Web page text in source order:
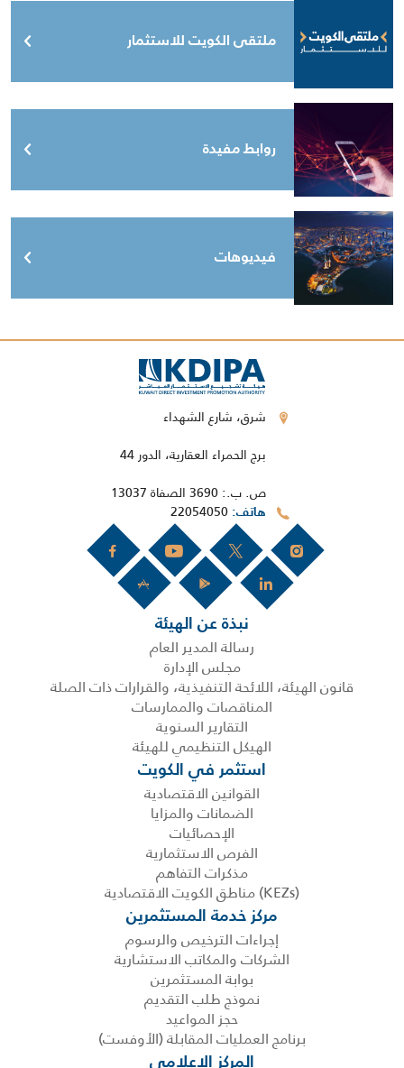
ملتقى الكويت للاستثمار
روابط مفيدة
فيديوهات
شرق، شارع الشهداء
برج الحمراء العقارية، الدور 44
ص. ب.: 3690 الصفاة 13037
هاتف
نبذة عن الهيئة
رسالة المدير العام
مجلس الإدارة
قانون الهيئة، اللائحة التنفيذية، والقرارات ذات الصلة
المناقصات والممارسات
التقارير السنوية
الهيكل التنظيمي للهيئة
استثمر في الكويت
القوانين الاقتصادية
الضمانات والمزايا
الإحصائيات
الفرص الاستثمارية
مذكرات التفاهم
(KEZs) مناطق الكويت الاقتصادية
مركز خدمة المستثمرين
إجراءات الترخيص والرسوم
الشركات والمكاتب الاستشارية
بوابة المستثمرين
نموذج طلب التقديم
حجز المواعيد
برنامج العمليات المقابلة (الأوفست)
المركز الإعلامي